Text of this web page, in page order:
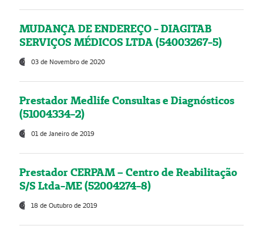
MUDANÇA DE ENDEREÇO - DIAGITAB
SERVIÇOS MÉDICOS LTDA (54003267-5)
03 de Novembro de 2020
Prestador Medlife Consultas e Diagnósticos
(51004334-2)
01 de Janeiro de 2019
Prestador CERPAM – Centro de Reabilitação
S/S Ltda-ME (52004274-8)
18 de Outubro de 2019